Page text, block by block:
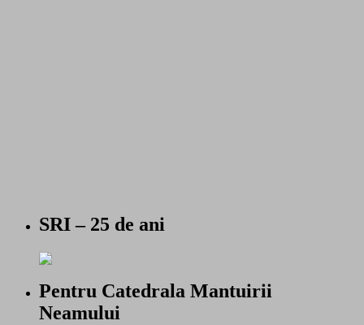
SRI – 25 de ani
Pentru Catedrala Mantuirii
Neamului